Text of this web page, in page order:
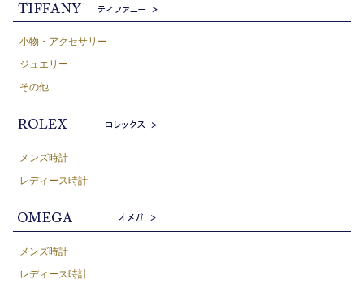
小物・アクセサリー
ジュエリー
その他
メンズ時計
レディース時計
メンズ時計
レディース時計